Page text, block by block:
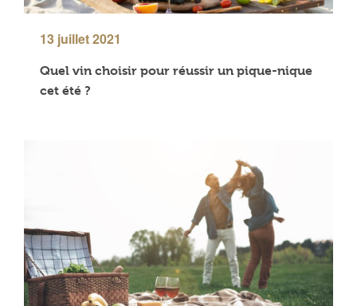
13 juillet 2021
Quel vin choisir pour réussir un pique-nique
cet été ?